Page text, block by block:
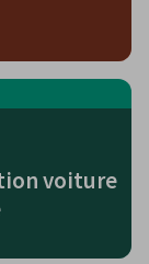
voiture